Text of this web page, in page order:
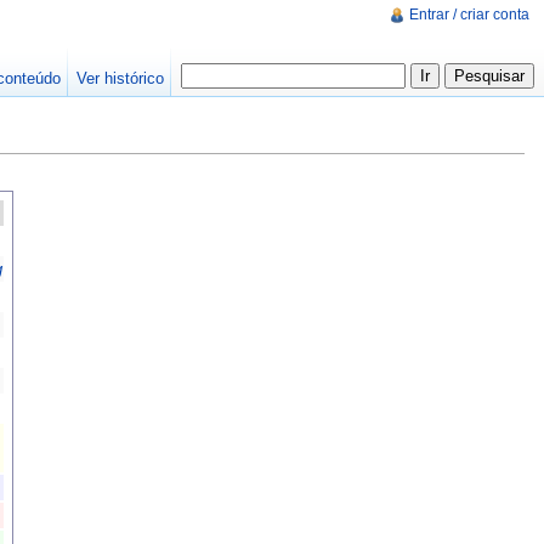
Entrar / criar conta
Ver histórico